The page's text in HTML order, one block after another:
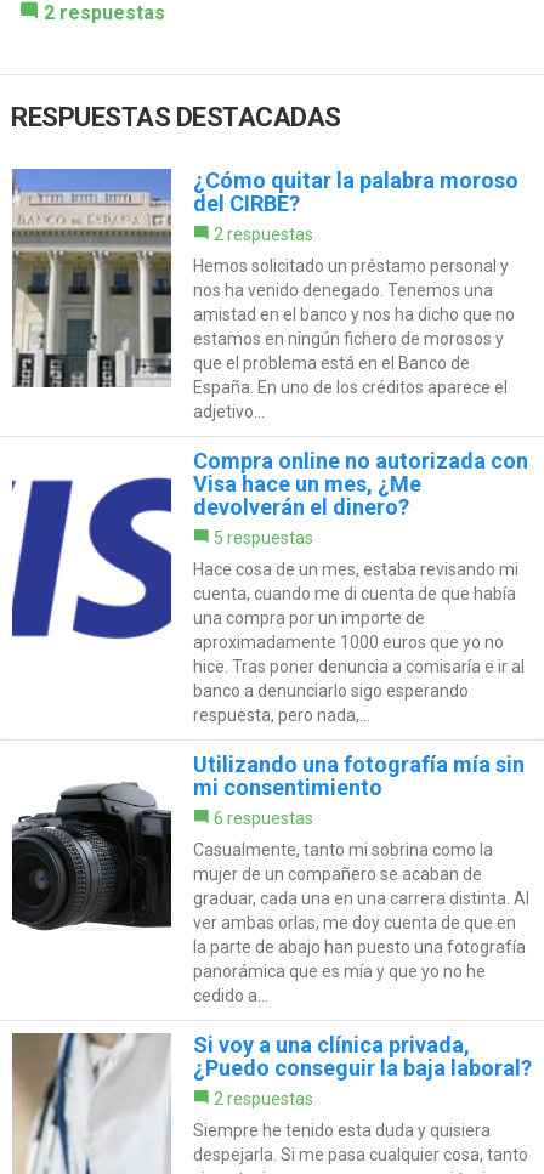
2 respuestas
RESPUESTAS DESTACADAS
¿Cómo quitar la palabra moroso
del CIRBE?
2 respuestas
Hemos solicitado un préstamo personal y
nos ha venido denegado. Tenemos una
amistad en el banco y nos ha dicho que no
estamos en ningún fichero de morosos y
que el problema está en el Banco de
España. En uno de los créditos aparece el
adjetivo...
Compra online no autorizada con
Visa hace un mes, ¿Me
devolverán el dinero?
5 respuestas
Hace cosa de un mes, estaba revisando mi
cuenta, cuando me di cuenta de que había
una compra por un importe de
aproximadamente 1000 euros que yo no
hice. Tras poner denuncia a comisaría e ir al
banco a denunciarlo sigo esperando
respuesta, pero nada,...
Utilizando una fotografía mía sin
mi consentimiento
6 respuestas
Casualmente, tanto mi sobrina como la
mujer de un compañero se acaban de
graduar, cada una en una carrera distinta. Al
ver ambas orlas, me doy cuenta de que en
la parte de abajo han puesto una fotografía
panorámica que es mía y que yo no he
cedido a...
Si voy a una clínica privada,
¿Puedo conseguir la baja laboral?
2 respuestas
Siempre he tenido esta duda y quisiera
despejarla. Si me pasa cualquier cosa, tanto